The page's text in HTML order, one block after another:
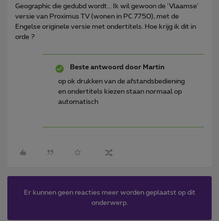
Geographic die gedubd wordt... Ik wil gewoon de 'Vlaamse'
versie van Proximus TV (wonen in PC 7750), met de
Engelse originele versie met ondertitels. Hoe krijg ik dit in
orde ?
Beste antwoord door Martin
op ok drukken van de afstandsbediening
en ondertitels kiezen staan normaal op
automatisch
Er kunnen geen reacties meer worden geplaatst op dit
onderwerp.